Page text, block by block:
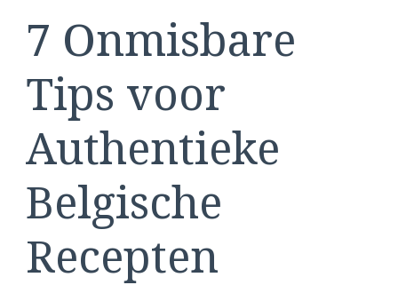
7 Onmisbare
Tips voor
Authentieke
Belgische
Recepten